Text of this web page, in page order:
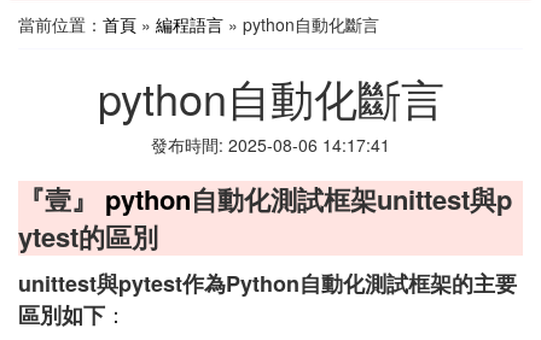
當前位置： 首頁 » 編程語言 » python自動化斷言
python自動化斷言
發布時間: 2025-08-06 14:17:41
『壹』 python自動化測試框架unittest與p
ytest的區別
unittest與pytest作為Python自動化測試框架的主要
區別如下 ：